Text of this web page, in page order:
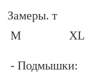
Замеры. т
M XL
-